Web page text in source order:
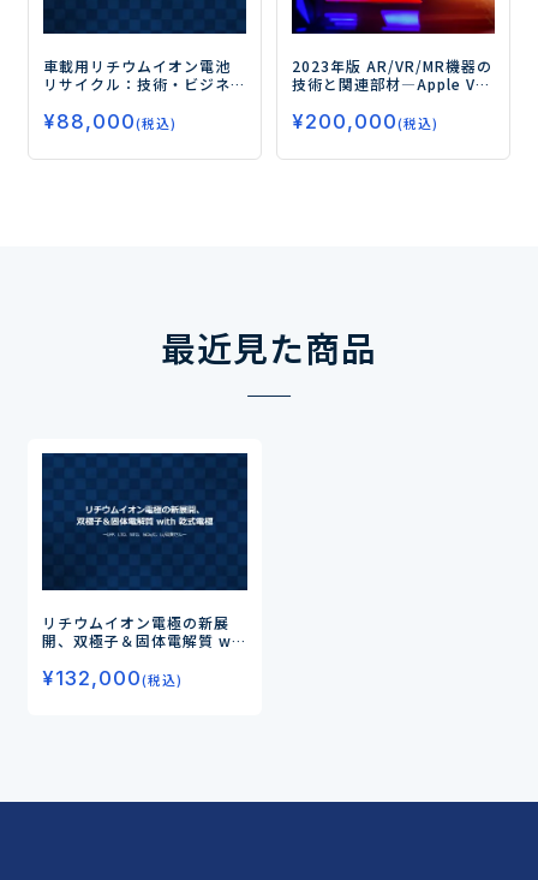
車載用リチウムイオン電池
リサイクル：技術・ビジネ
¥88,000(税込)
2023年版 AR/VR/MR機器の
技術と関連部材―Apple Visi
料の発展方向―
¥200,000(税込)
最近見た商品
リチウムイオン電極の新展
開、双極子＆固体電解質 wit
O、SiOx/C、Li/硫黄セル―
¥132,000(税込)